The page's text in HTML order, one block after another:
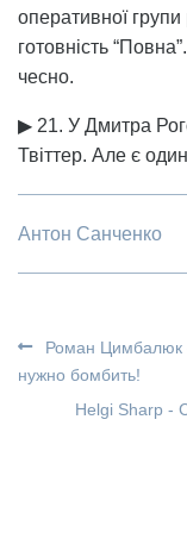
оперативної групи
готовність
чесно.
▶ 21. У Дмитра
Твіттер. Але є
Антон Санченко
Роман Цимбалюк
нужно бомбить!
Helgi Sharp -